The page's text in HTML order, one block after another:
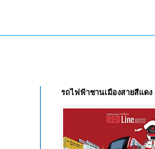
รถไฟฟ้าชานเมืองสายสีแดง